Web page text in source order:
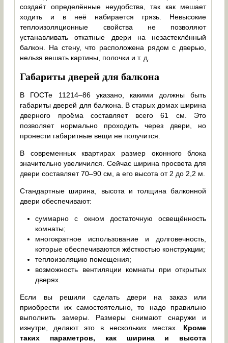
создаёт определённые неудобства, так как мешает
ходить и в неё набирается грязь. Невысокие
теплоизоляционные свойства не позволяют
устанавливать откатные двери на незастеклённый
балкон. На стену, что расположена рядом с дверью,
нельзя вешать картины, полочки и т. д.
Габариты дверей для балкона
В ГОСТе 11214–86 указано, какими должны быть
габариты дверей для балкона. В старых домах ширина
дверного проёма составляет всего 61 см. Это
позволяет нормально проходить через двери, но
пронести габаритные вещи не получится.
В современных квартирах размер оконного блока
значительно увеличился. Сейчас ширина просвета для
двери составляет 70–90 см, а его высота от 2 до 2,2 м.
Стандартные ширина, высота и толщина балконной
двери обеспечивают:
суммарно с окном достаточную освещённость
комнаты;
многократное использование и долговечность,
которые обеспечиваются жёсткостью конструкции;
теплоизоляцию помещения;
возможность вентиляции комнаты при открытых
дверях.
Если вы решили сделать двери на заказ или
приобрести их самостоятельно, то надо правильно
выполнить замеры. Размеры снимают снаружи и
изнутри, делают это в нескольких местах. Кроме
таких параметров, как ширина и высота